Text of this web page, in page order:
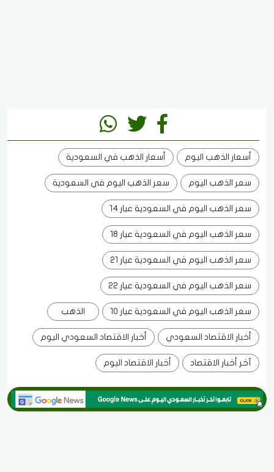
أسعار الذهب اليوم أسعار الذهب في السعودية
سعر الذهب اليوم سعر الذهب اليوم في السعودية
سعر الذهب اليوم في السعودية عيار 14
سعر الذهب اليوم في السعودية عيار 18
سعر الذهب اليوم في السعودية عيار 21
سعر الذهب اليوم في السعودية عيار 22
سعر الذهب اليوم في السعودية عيار 10 الذهب
أخبار الاقتصاد السعودي أخبار الاقتصاد السعودي اليوم
آخر أخبار الاقتصاد أخبار الاقتصاد اليوم